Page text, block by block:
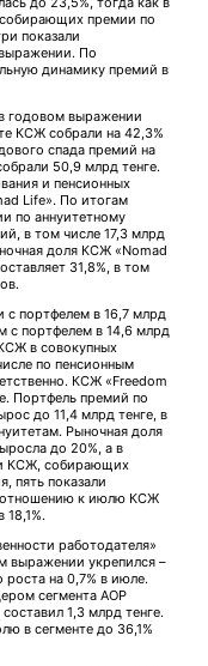
премии по
показали
По
динамику премий в
годовом выражении
КСЖ собрали на 42,3%
спада премий на
50,9 млрд тенге.
и пенсионных
Life». По итогам
по аннуитетному
в том числе 17,3 млрд
доля КСЖ «Nomad
31,8%, в том
с портфелем в 16,7 млрд
с портфелем в 14,6 млрд
в совокупных
по пенсионным
КСЖ «Freedom
Портфель премий по
до 11,4 млрд тенге, в
Рыночная доля
до 20%, а в
КСЖ, собирающих
пять показали
отношению к июлю КСЖ
работодателя»
выражении укрепился –
роста на 0,7% в июле.
сегмента АОР
1,3 млрд тенге.
в сегменте до 36,1%